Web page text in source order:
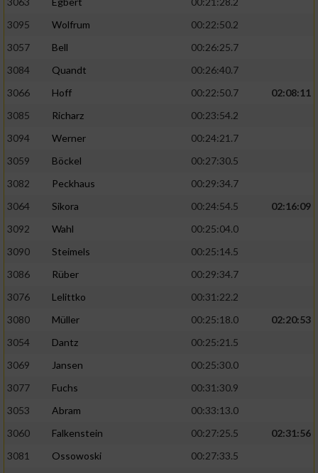
3095
Wolfrum
00:22:50.2
3057
Bell
00:26:25.7
3084
Quandt
00:26:40.7
3066
Hoff 00:22:50.7
02:08:11
3085
Richarz
00:23:54.2
3094
Werner
00:24:21.7
3059
Böckel
00:27:30.5
3082
Peckhaus
00:29:34.7
3064
Sikora 00:24:54.5
02:16:09
3092
Wahl
00:25:04.0
3090
Steimels
00:25:14.5
3086
Rüber
00:29:34.7
3076
Lelittko
00:31:22.2
3080
Müller 00:25:18.0
02:20:53
3054
Dantz
00:25:21.5
3069
Jansen
00:25:30.0
3077
Fuchs
00:31:30.9
3053
Abram
00:33:13.0
3060
Falkenstein 00:27:25.5
02:31:56
3081
Ossowoski
00:27:33.5